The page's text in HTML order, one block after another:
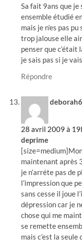
Sa fait 9ans que je
ensemble étudié
mais je n’es pas
trop jalouse elle
penser que
je sais pas si je
Répondre
28 avril 2009 à
deprime
maintenant après
je n’arréte pas de
l’impression que
sans cesse il joue
dépression car je
chose qui me
se remette
mais c’est la